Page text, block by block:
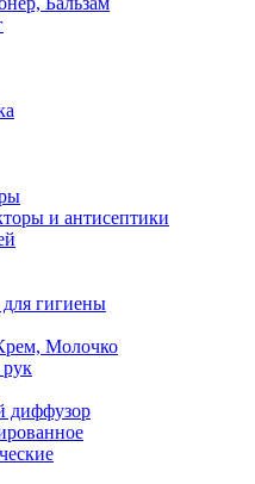
и антисептики
для гигиены
Молочко
диффузор